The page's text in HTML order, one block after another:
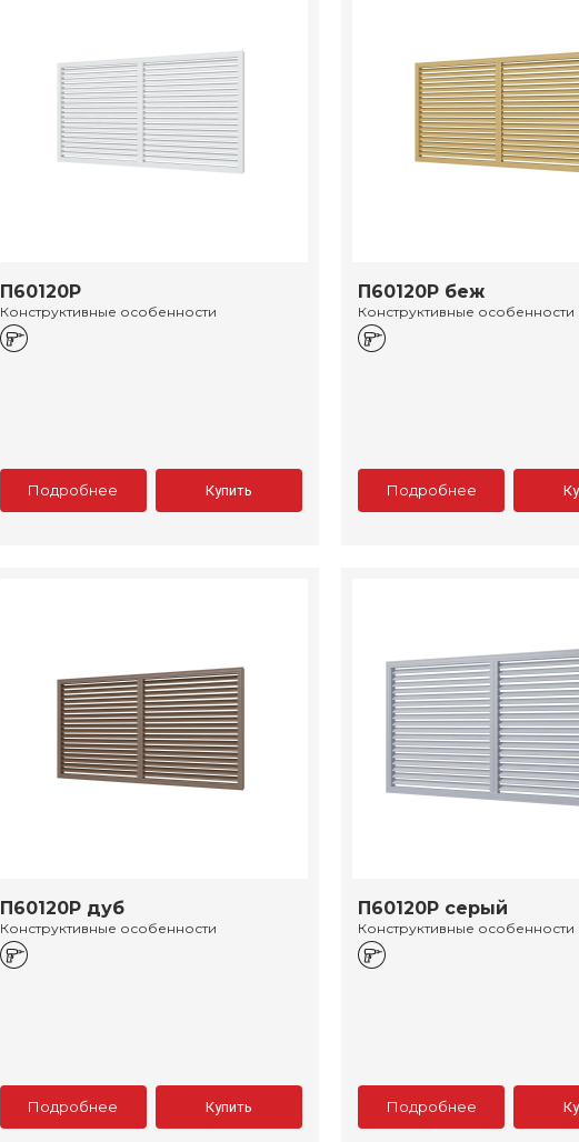
П60120Р
Конструктивные особенности
Подробнее Купить
П60120Р беж
Конструктивные особенности
Подробнее
П60120Р дуб
Конструктивные особенности
Подробнее Купить
П60120Р серый
Конструктивные особенности
Подробнее